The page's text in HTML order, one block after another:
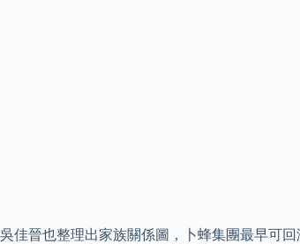
吳佳晉也整理出家族關係圖，卜蜂集團最早可